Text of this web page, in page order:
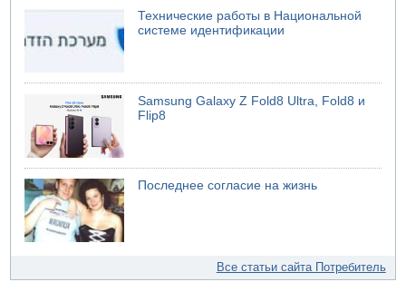
Технические работы в Национальной
системе идентификации
Samsung Galaxy Z Fold8 Ultra, Fold8 и
Flip8
Последнее согласие на жизнь
Все статьи сайта Потребитель